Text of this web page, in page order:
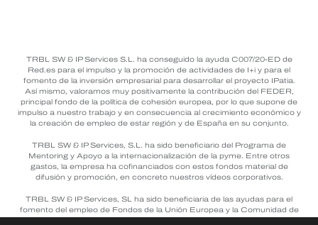
TRBL SW & IP Services S.L. ha conseguido la ayuda C007/20-ED de
Red.es para el impulso y la promoción de actividades de I+i y para el
fomento de la inversión empresarial para desarrollar el proyecto IPatia.
Así mismo, valoramos muy positivamente la contribución del FEDER,
principal fondo de la política de cohesión europea, por lo que supone de
impulso a nuestro trabajo y en consecuencia al crecimiento económico y
la creación de empleo de estar región y de España en su conjunto.
TRBL SW & IP Services, S.L. ha sido beneficiario del Programa de
Mentoring y Apoyo a la internacionalización de la pyme. Entre otros
gastos, la empresa ha cofinanciados con estos fondos material de
difusión y promoción, en concreto nuestros vídeos corporativos.
TRBL SW & IP Services, SL ha sido beneficiaria de las ayudas para el
fomento del empleo de Fondos de la Unión Europea y la Comunidad de